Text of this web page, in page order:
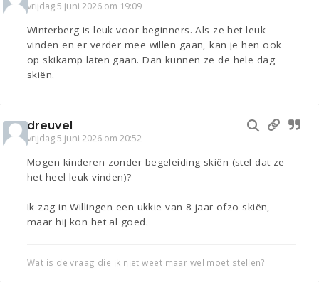
vrijdag 5 juni 2026 om 19:09
Winterberg is leuk voor beginners. Als ze het leuk
vinden en er verder mee willen gaan, kan je hen ook
op skikamp laten gaan. Dan kunnen ze de hele dag
skiën.
dreuvel
vrijdag 5 juni 2026 om 20:52
Mogen kinderen zonder begeleiding skiën (stel dat ze
het heel leuk vinden)?
Ik zag in Willingen een ukkie van 8 jaar ofzo skiën,
maar hij kon het al goed.
Wat is de vraag die ik niet weet maar wel moet stellen?